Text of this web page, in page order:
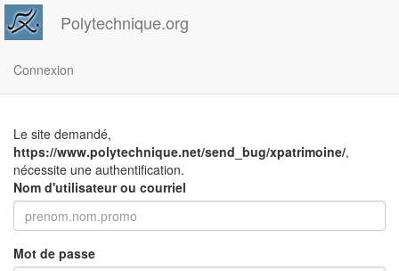
Polytechnique.org
Connexion
Le site demandé,
https://www.polytechnique.net/send_bug/xpatrimoine/,
nécessite une authentification.
Nom d'utilisateur ou courriel
Mot de passe